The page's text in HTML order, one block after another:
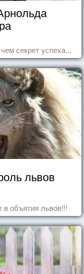
секрет успеха...
львов
в объятия львов!!!